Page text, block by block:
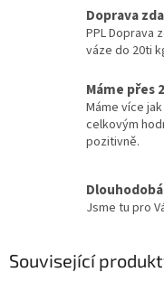
Doprava
PPL Doprava
váze do 20ti
Máme přes
Máme více
celkovým
pozitivně.
Jsme tu pro
Související